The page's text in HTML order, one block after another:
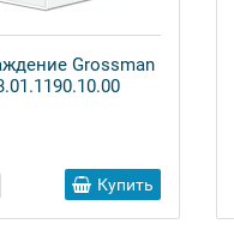
Grossman
Купить